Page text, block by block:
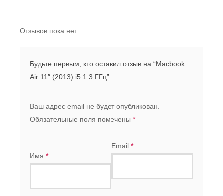
Отзывов пока нет.
Будьте первым, кто оставил отзыв на “Macbook
Air 11″ (2013) i5 1.3 ГГц”
Ваш адрес email не будет опубликован.
Обязательные поля помечены *
Имя *
Email *